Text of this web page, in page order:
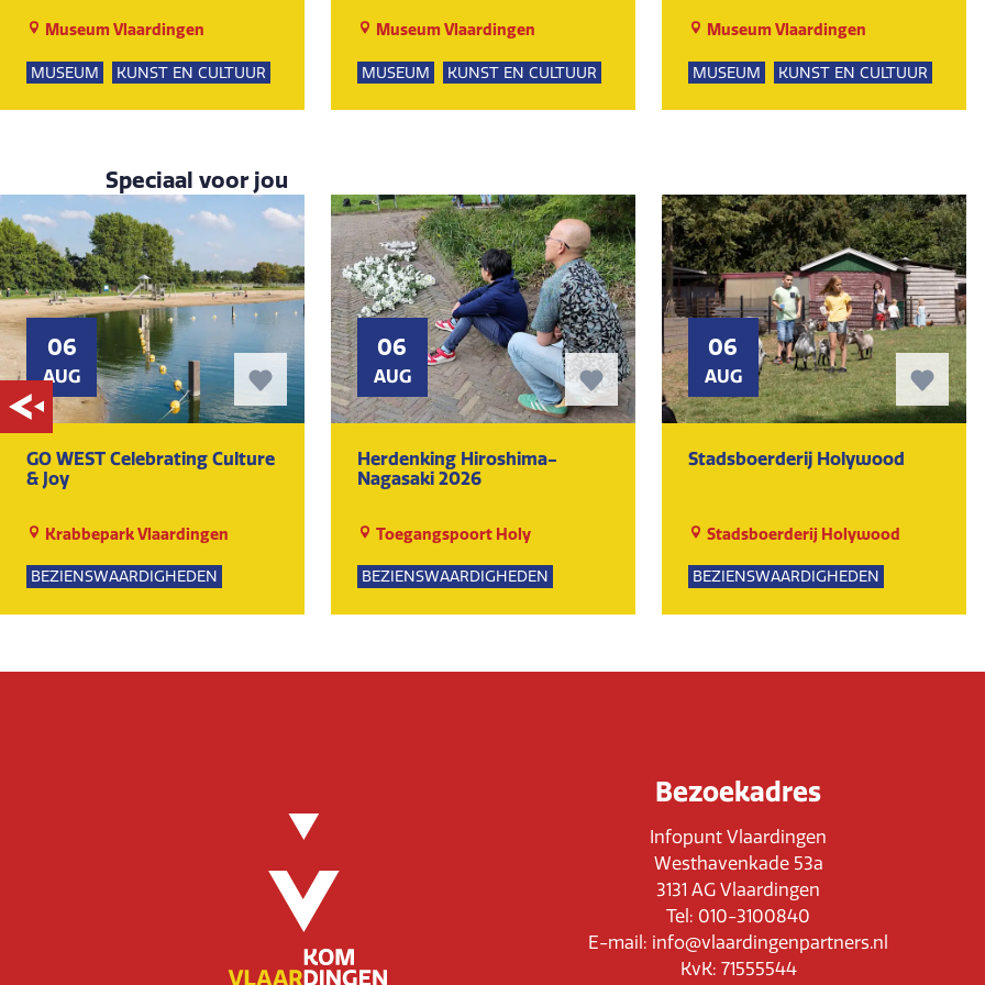
Museum Vlaardingen
MUSEUM KUNST EN CULTUUR
Museum Vlaardingen
MUSEUM KUNST EN CULTUUR
Museum Vlaardingen
MUSEUM KUNST EN CULTUUR
Speciaal voor jou
06
AUG
GO WEST Celebrating Culture
& Joy
Krabbepark Vlaardingen
BEZIENSWAARDIGHEDEN
KUNST EN CULTUUR
06
AUG
Herdenking Hiroshima-
Nagasaki 2026
Toegangspoort Holy
BEZIENSWAARDIGHEDEN
KUNST EN CULTUUR
06
AUG
Stadsboerderij Holywood
Stadsboerderij Holywood
BEZIENSWAARDIGHEDEN
NATUUR
Bezoekadres
Infopunt Vlaardingen
Westhavenkade 53a
3131 AG Vlaardingen
Tel: 010-3100840
E-mail: info@vlaardingenpartners.nl
KvK: 71555544